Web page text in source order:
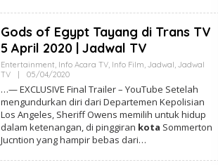
Gods of Egypt Tayang di Trans TV
5 April 2020 | Jadwal TV
Entertainment, Info Acara TV, Info Film, Jadwal, Jadwal
TV
05/04/2020O
L
E
H
A
D
M
I
…— EXCLUSIVE Final Trailer – YouTube Setelah
mengundurkan diri dari Departemen Kepolisian
Los Angeles, Sheriff Owens memilih untuk hidup
dalam ketenangan, di pinggiran kota Sommerton
Jucntion yang hampir bebas dari…